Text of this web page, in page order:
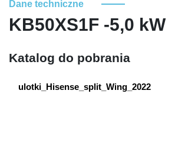
Dane techniczne
KB50XS1F -5,0 kW
Katalog do pobrania
ulotki_Hisense_split_Wing_2022